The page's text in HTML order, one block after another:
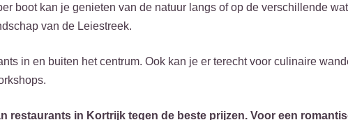
boot kan je genieten van de natuur langs of op de verschillende
van de Leiestreek.
in en buiten het centrum. Ook kan je er terecht voor culinaire
restaurants in Kortrijk tegen de beste prijzen. Voor een